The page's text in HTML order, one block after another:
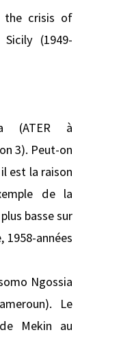
the crisis of
(1949-
(ATER à
3). Peut-on
est la raison
de la
basse sur
1958-années
Ngossia
Le
Mekin au